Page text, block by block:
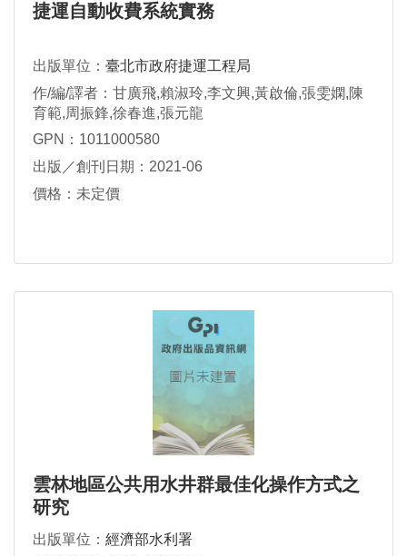
捷運自動收費系統實務
出版單位： 臺北市政府捷運工程局
作/編/譯者：甘廣飛,賴淑玲,李文興,黃啟倫,張雯嫻,陳
育範,周振鋒,徐春進,張元龍
GPN：1011000580
出版／創刊日期：2021-06
價格：未定價
雲林地區公共用水井群最佳化操作方式之
研究
出版單位： 經濟部水利署